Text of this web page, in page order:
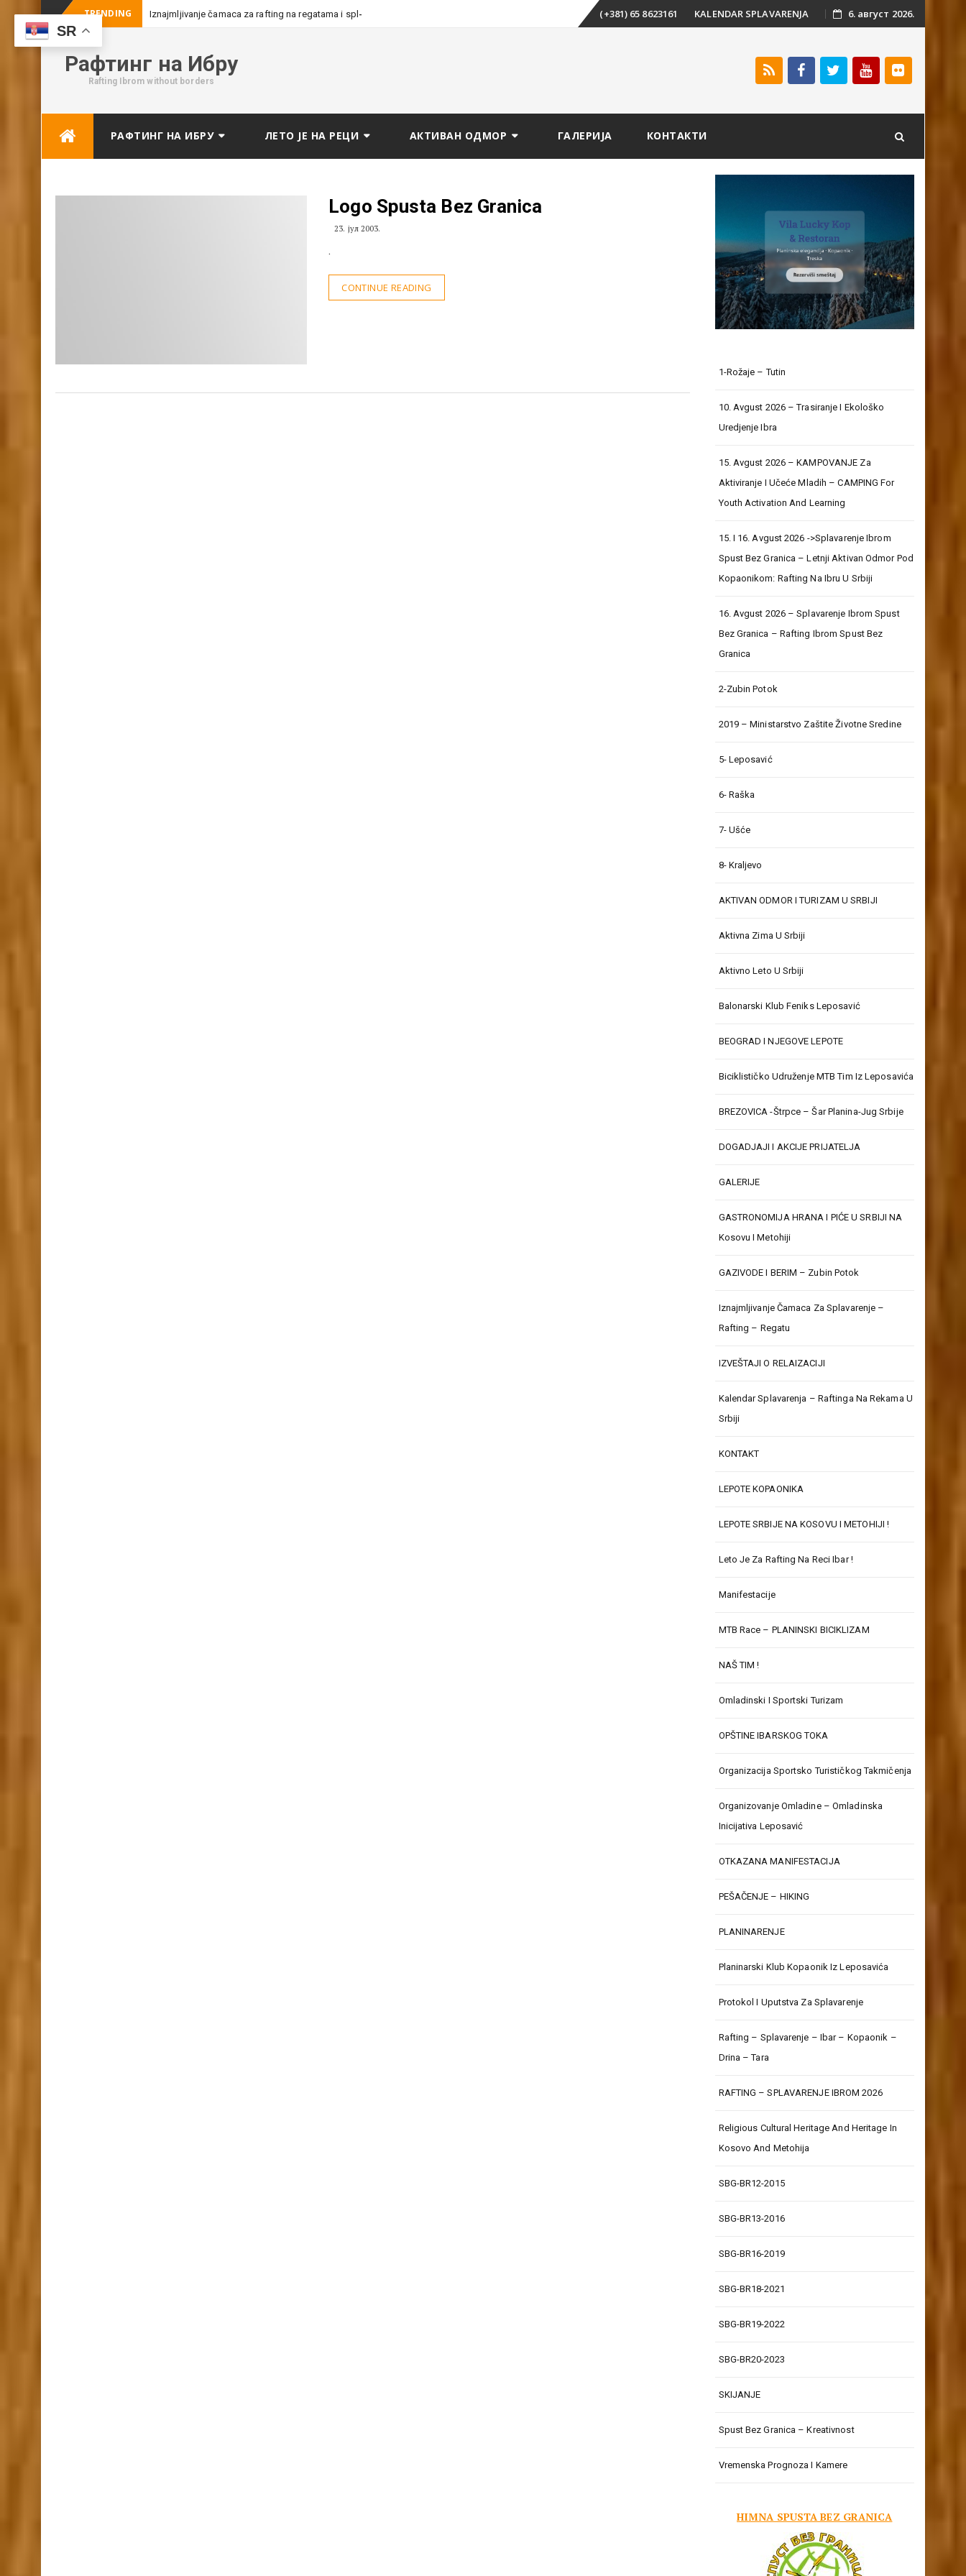
TRENDING Iznajmljivanje čamaca za rafting na regatama i splavarenju Skip
(+381) 65 8623161 KALENDAR SPLAVARENJA 6. август 2026.
Рафтинг на Ибру
Rafting Ibrom without borders
РАФТИНГ НА ИБРУ ЛЕТО ЈЕ НА РЕЦИ АКТИВАН ОДМОР ГАЛЕРИЈА КОНТАКТИ
Logo Spusta Bez Granica
23. јул 2003.
.
CONTINUE READING
1-Rožaje – Tutin
10. Avgust 2026 – Trasiranje I Ekološko
Uredjenje Ibra
15. Avgust 2026 – KAMPOVANJE Za
Aktiviranje I Učeće Mladih – CAMPING For
Youth Activation And Learning
15. I 16. Avgust 2026 ->Splavarenje Ibrom
Spust Bez Granica – Letnji Aktivan Odmor Pod
Kopaonikom: Rafting Na Ibru U Srbiji
16. Avgust 2026 – Splavarenje Ibrom Spust
Bez Granica – Rafting Ibrom Spust Bez
Granica
2-Zubin Potok
2019 – Ministarstvo Zaštite Životne Sredine
5- Leposavić
6- Raška
7- Ušće
8- Kraljevo
AKTIVAN ODMOR I TURIZAM U SRBIJI
Aktivna Zima U Srbiji
Aktivno Leto U Srbiji
Balonarski Klub Feniks Leposavić
BEOGRAD I NJEGOVE LEPOTE
Biciklističko Udruženje MTB Tim Iz Leposavića
BREZOVICA -Štrpce – Šar Planina-Jug Srbije
DOGADJAJI I AKCIJE PRIJATELJA
GALERIJE
GASTRONOMIJA HRANA I PIĆE U SRBIJI NA
Kosovu I Metohiji
GAZIVODE I BERIM – Zubin Potok
Iznajmljivanje Čamaca Za Splavarenje –
Rafting – Regatu
IZVEŠTAJI O RELAIZACIJI
Kalendar Splavarenja – Raftinga Na Rekama U
Srbiji
KONTAKT
LEPOTE KOPAONIKA
LEPOTE SRBIJE NA KOSOVU I METOHIJI !
Leto Je Za Rafting Na Reci Ibar !
Manifestacije
MTB Race – PLANINSKI BICIKLIZAM
NAŠ TIM !
Omladinski I Sportski Turizam
OPŠTINE IBARSKOG TOKA
Organizacija Sportsko Turističkog Takmičenja
Organizovanje Omladine – Omladinska
Inicijativa Leposavić
OTKAZANA MANIFESTACIJA
PEŠAČENJE – HIKING
PLANINARENJE
Planinarski Klub Kopaonik Iz Leposavića
Protokol I Uputstva Za Splavarenje
Rafting – Splavarenje – Ibar – Kopaonik –
Drina – Tara
RAFTING – SPLAVARENJE IBROM 2026
Religious Cultural Heritage And Heritage In
Kosovo And Metohija
SBG-BR12-2015
SBG-BR13-2016
SBG-BR16-2019
SBG-BR18-2021
SBG-BR19-2022
SBG-BR20-2023
SKIJANJE
Spust Bez Granica – Kreativnost
Vremenska Prognoza I Kamere
HIMNA SPUSTA BEZ GRANICA
SR